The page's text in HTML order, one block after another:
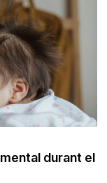
durant el